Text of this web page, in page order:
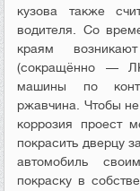
кузова также
водителя. Со
краям
(сокращённо —
машины по
ржавчина. Чтобы не
коррозия проест
покрасить дверцу
автомобиль
покраску в